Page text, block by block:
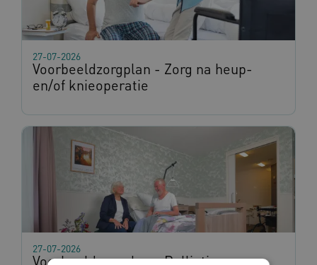
Voorbeeldzorgplan - Zorg na heup-
en/of knieoperatie
27-07-2026
Voorbeeldzorgplan - Palliatieve zorg
27-07-2026